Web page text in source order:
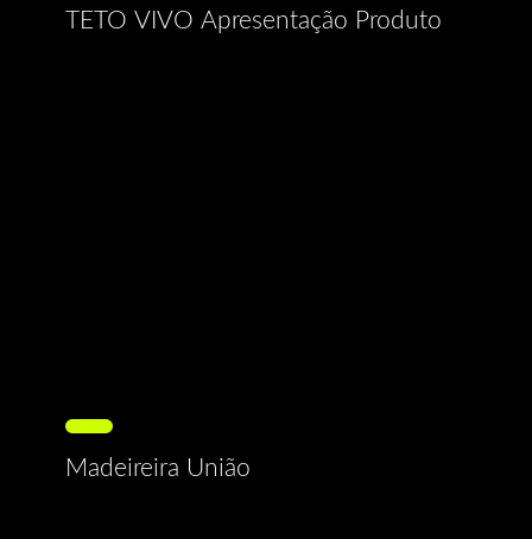
TETO VIVO Apresentação Produto
Madeireira União